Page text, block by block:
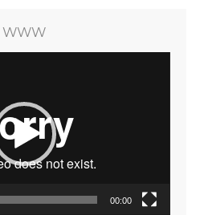
WWW
00:00